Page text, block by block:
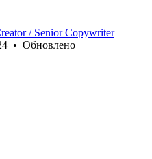
/ Senior Copywriter
• Обновлено